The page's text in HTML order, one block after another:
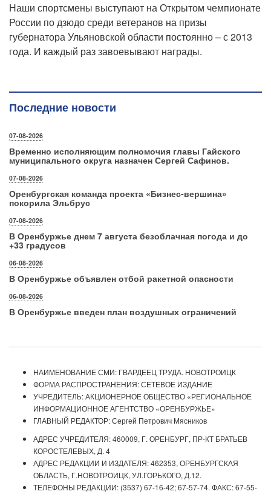
Наши спортсмены выступают на Открытом чемпионате
России по дзюдо среди ветеранов на призы
губернатора Ульяновской области постоянно – с 2013
года. И каждый раз завоевывают награды.
Последние новости
07-08-2026
Временно исполняющим полномочия главы Гайского
муниципального округа назначен Сергей Сафинов.
07-08-2026
Оренбургская команда проекта «Бизнес‑вершина»
покорила Эльбрус
07-08-2026
В Оренбуржье днем 7 августа безоблачная погода и до
+33 градусов
06-08-2026
В Оренбуржье объявлен отбой ракетной опасности
06-08-2026
В Оренбуржье введен план воздушных ограничений
НАИМЕНОВАНИЕ СМИ: ГВАРДЕЕЦ ТРУДА. НОВОТРОИЦК
ФОРМА РАСПРОСТРАНЕНИЯ: СЕТЕВОЕ ИЗДАНИЕ
УЧРЕДИТЕЛЬ: АКЦИОНЕРНОЕ ОБЩЕСТВО «РЕГИОНАЛЬНОЕ
ИНФОРМАЦИОННОЕ АГЕНТСТВО «ОРЕНБУРЖЬЕ»
ГЛАВНЫЙ РЕДАКТОР: Сергей Петрович Мясников
АДРЕС УЧРЕДИТЕЛЯ: 460009, Г. ОРЕНБУРГ, ПР-КТ БРАТЬЕВ
КОРОСТЕЛЕВЫХ, Д. 4
АДРЕС РЕДАКЦИИ И ИЗДАТЕЛЯ: 462353, ОРЕНБУРГСКАЯ
ОБЛАСТЬ, Г.НОВОТРОИЦК, УЛ.ГОРЬКОГО, Д.12.
ТЕЛЕФОНЫ РЕДАКЦИИ: (3537) 67-16-42; 67-57-74. ФАКС: 67-55-